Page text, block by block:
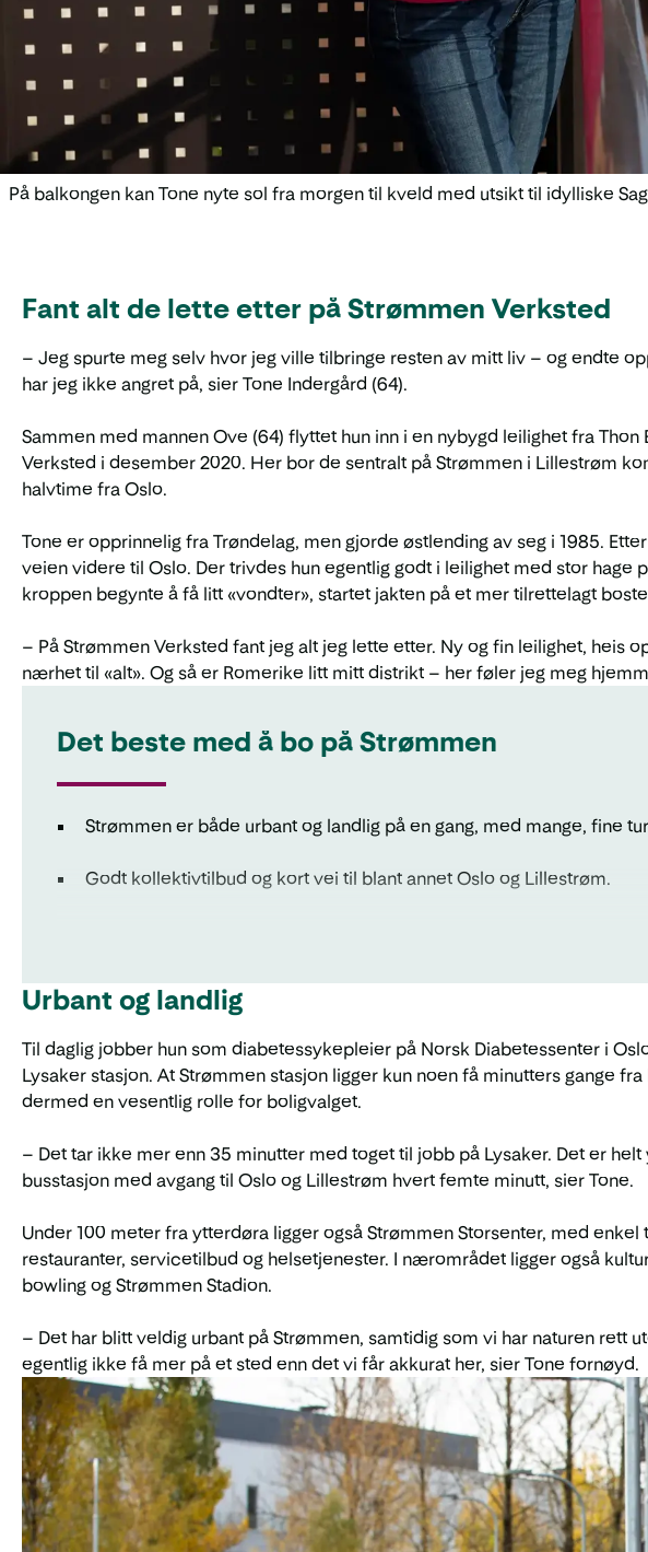
På balkongen kan Tone nyte sol fra morgen til kveld med utsikt til idylliske
Fant alt de lette etter på Strømmen Verksted
– Jeg spurte meg selv hvor jeg ville tilbringe resten av mitt liv – og endte
har jeg ikke angret på, sier Tone Indergård (64).
Sammen med mannen Ove (64) flyttet hun inn i en nybygd leilighet fra Thon
Verksted i desember 2020. Her bor de sentralt på Strømmen i Lillestrøm
halvtime fra Oslo.
Tone er opprinnelig fra Trøndelag, men gjorde østlending av seg i 1985.
veien videre til Oslo. Der trivdes hun egentlig godt i leilighet med stor hage
kroppen begynte å få litt «vondter», startet jakten på et mer tilrettelagt
– På Strømmen Verksted fant jeg alt jeg lette etter. Ny og fin leilighet, heis
nærhet til «alt». Og så er Romerike litt mitt distrikt – her føler jeg meg
Det beste med å bo på Strømmen
Strømmen er både urbant og landlig på en gang, med mange, fine
Godt kollektivtilbud og kort vei til blant annet Oslo og Lillestrøm.
Urbant og landlig
Til daglig jobber hun som diabetessykepleier på Norsk Diabetessenter i
Lysaker stasjon. At Strømmen stasjon ligger kun noen få minutters gange
dermed en vesentlig rolle for boligvalget.
– Det tar ikke mer enn 35 minutter med toget til jobb på Lysaker. Det er helt
busstasjon med avgang til Oslo og Lillestrøm hvert femte minutt, sier Tone.
Under 100 meter fra ytterdøra ligger også Strømmen Storsenter, med enkel
restauranter, servicetilbud og helsetjenester. I nærområdet ligger også
bowling og Strømmen Stadion.
– Det har blitt veldig urbant på Strømmen, samtidig som vi har naturen rett
egentlig ikke få mer på et sted enn det vi får akkurat her, sier Tone fornøyd.